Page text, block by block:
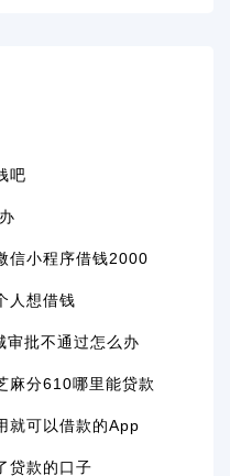
吧
信小程序借钱2000
人想借钱
审批不通过怎么办
麻分610哪里能贷款
就可以借款的App
贷款的口子